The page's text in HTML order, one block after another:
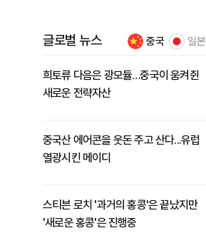
글로벌 뉴스 중국 일본
희토류 다음은 광모듈…중국이 움켜쥔
새로운 전략자산
중국산 에어콘을 웃돈 주고 산다...유럽
열광시킨 메이디
스티븐 로치 '과거의 홍콩'은 끝났지만
'새로운 홍콩'은 진행중